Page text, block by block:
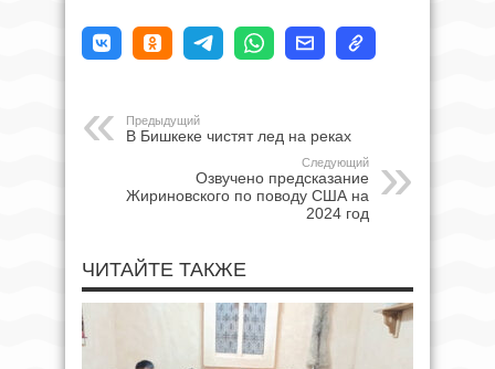
Предыдущий
В Бишкеке чистят лед на реках
Следующий
Озвучено предсказание
Жириновского по поводу США на
2024 год
ЧИТАЙТЕ ТАКЖЕ